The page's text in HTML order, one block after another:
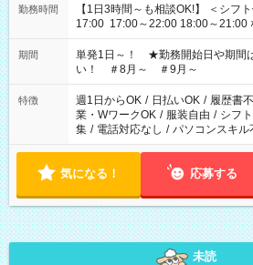
勤務時間
【1日3時間～も相談OK!】 ＜シフト例＞ 9:00～12:00 12:00～
17:00 17:00～22:00 18:00～21:00 など こちら以外の
お気軽にご相談ください！
期間
単発1日～！ ★勤務開始日や期間
い！ ＃8月～ ＃9月～
特徴 週1日からOK / 日払いOK / 履歴書
業・WワークOK / 服装自由 / シフ
集 / 電話対応なし / パソコンスキル
気になる！ 応募する
未読